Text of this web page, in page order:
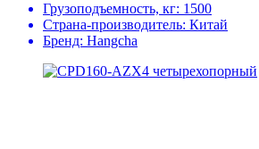
Грузоподъемность, кг: 1500
Страна-производитель: Китай
Бренд: Hangcha